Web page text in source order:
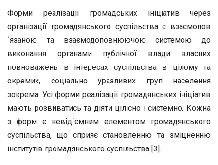
Форми реалізації громадських ініціатив через
організації громадянського суспільства є взаємопов
´язаною та взаємодоповнюючою системою до
виконання органами публічної влади власних
повноважень в інтересах суспільства в цілому та
окремих, соціально уразливих груп населення
зокрема. Усі форми реалізації громадянських ініціатив
мають розвиватись та діяти цілісно і системно. Кожна
з форм є невід´ємним елементом громадянського
суспільства, що сприяє становленню та зміцненню
інститутів громадянського суспільства [3].